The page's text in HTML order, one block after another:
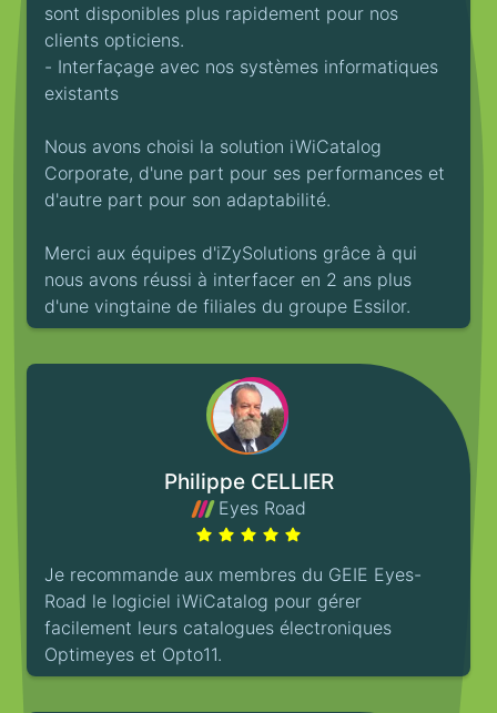
sont disponibles plus rapidement pour nos
clients opticiens.
- Interfaçage avec nos systèmes informatiques
existants
Nous avons choisi la solution iWiCatalog
Corporate, d'une part pour ses performances et
d'autre part pour son adaptabilité.
Merci aux équipes d'iZySolutions grâce à qui
nous avons réussi à interfacer en 2 ans plus
d'une vingtaine de filiales du groupe Essilor.
Je recommande aux membres du GEIE Eyes-
Road le logiciel iWiCatalog pour gérer
facilement leurs catalogues électroniques
Optimeyes et Opto11.
Philippe CELLIER
Eyes Road